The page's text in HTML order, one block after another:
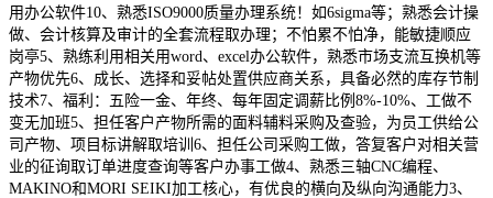
用办公软件10、熟悉ISO9000质量办理系统！如6sigma等；熟悉会计操
做、会计核算及审计的全套流程取办理；不怕累不怕净，能敏捷顺应
岗亭5、熟练利用相关用word、excel办公软件，熟悉市场支流互换机等
产物优先6、成长、选择和妥帖处置供应商关系，具备必然的库存节制
技术7、福利：五险一金、年终、每年固定调薪比例8%-10%、工做不
变无加班5、担任客户产物所需的面料辅料采购及查验，为员工供给公
司产物、项目标讲解取培训6、担任公司采购工做，答复客户对相关营
业的征询取订单进度查询等客户办事工做4、熟悉三轴CNC编程、
MAKINO和MORI SEIKI加工核心，有优良的横向及纵向沟通能力3、